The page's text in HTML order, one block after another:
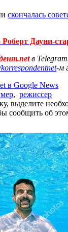
скончалась
Роберт Дауни-
в
-м
в Google News
, режиссер
выделите
сообщить об